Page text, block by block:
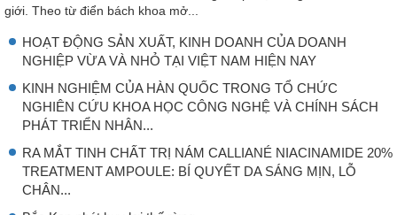
giới. Theo từ điển bách khoa mở...
HOẠT ĐỘNG SẢN XUẤT, KINH DOANH CỦA DOANH
NGHIỆP VỪA VÀ NHỎ TẠI VIỆT NAM HIỆN NAY
KINH NGHIỆM CỦA HÀN QUỐC TRONG TỔ CHỨC
NGHIÊN CỨU KHOA HỌC CÔNG NGHỆ VÀ CHÍNH SÁCH
PHÁT TRIỂN NHÂN...
RA MẮT TINH CHẤT TRỊ NÁM CALLIANÉ NIACINAMIDE 20%
TREATMENT AMPOULE: BÍ QUYẾT DA SÁNG MỊN, LỖ
CHÂN...